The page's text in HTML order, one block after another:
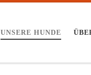
UNSERE HUNDE